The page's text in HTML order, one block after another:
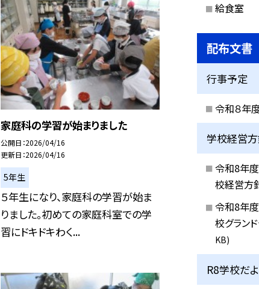
家庭科の学習が始まりました
公開日 2026/04/16
更新日 2026/04/16
5年生
５年生になり、家庭科の学習が始ま
りました。初めての家庭科室での学
習にドキドキわく...
給食室
配布文書
行事予定
令和８年
学校経営
令和8年
校経営方
令和8年
校グラン
KB)
R8学校だ